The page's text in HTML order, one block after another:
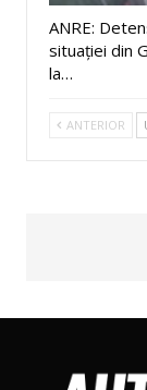
ANRE:
situației din
la…
ANTERIOR